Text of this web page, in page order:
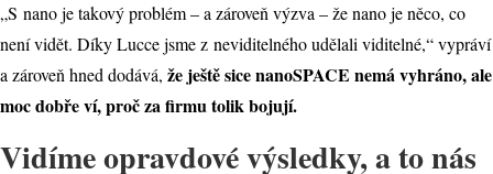
„S nano je takový problém – a zároveň výzva – že nano je něco, co
není vidět. Díky Lucce jsme z neviditelného udělali viditelné,“ vypráví
a zároveň hned dodává, že ještě sice nanoSPACE nemá vyhráno, ale
moc dobře ví, proč za firmu tolik bojují.
Vidíme opravdové výsledky, a to nás